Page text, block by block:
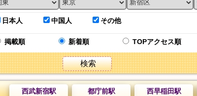
日本人 中国人 その他
掲載順 新着順 TOPアクセス順
検索
西早稲田駅
都庁前駅
西武新宿駅